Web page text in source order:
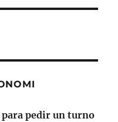
para pedir un turno